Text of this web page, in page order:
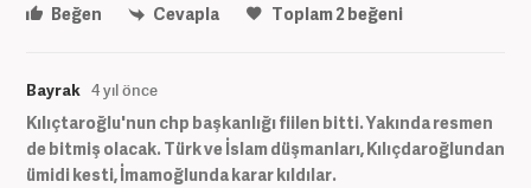
Beğen
Cevapla Toplam2 beğeni
Bayrak 4 yıl önce
Kılıçtaroğlu'nun chp başkanlığı fiilen bitti. Yakında resmen
de bitmiş olacak. Türk ve İslam düşmanları, Kılıçdaroğlundan
ümidi kesti, İmamoğlunda karar kıldılar.